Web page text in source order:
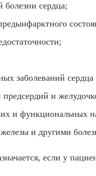
сердца;
заболеваний
и
и функциональных
и другими
если у